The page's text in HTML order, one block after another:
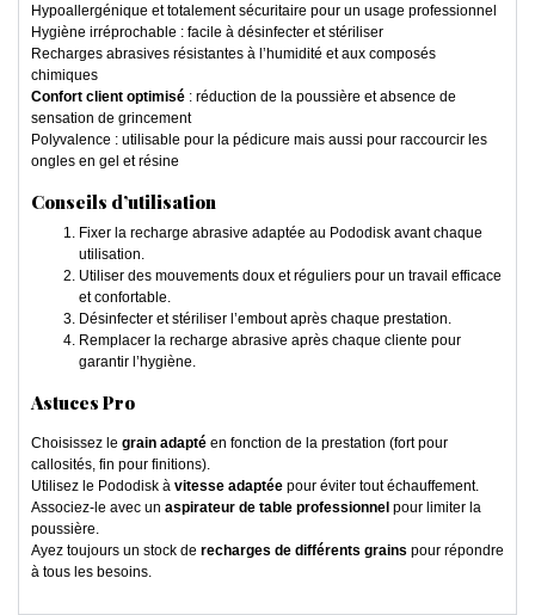
Hypoallergénique et totalement sécuritaire pour un usage professionnel
Hygiène irréprochable : facile à désinfecter et stériliser
Recharges abrasives résistantes à l’humidité et aux composés
chimiques
Confort client optimisé : réduction de la poussière et absence de
sensation de grincement
Polyvalence : utilisable pour la pédicure mais aussi pour raccourcir les
ongles en gel et résine
Conseils d’utilisation
Fixer la recharge abrasive adaptée au Pododisk avant chaque
utilisation.
Utiliser des mouvements doux et réguliers pour un travail efficace
et confortable.
Désinfecter et stériliser l’embout après chaque prestation.
Remplacer la recharge abrasive après chaque cliente pour
garantir l’hygiène.
Astuces Pro
Choisissez le grain adapté en fonction de la prestation (fort pour
callosités, fin pour finitions).
Utilisez le Pododisk à vitesse adaptée pour éviter tout échauffement.
Associez-le avec un aspirateur de table professionnel pour limiter la
poussière.
Ayez toujours un stock de recharges de différents grains pour répondre
à tous les besoins.